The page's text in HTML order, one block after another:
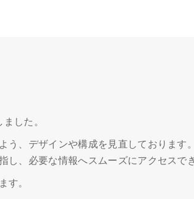
した。
、デザインや構成を見直しております。
、必要な情報へスムーズにアクセスで
す。